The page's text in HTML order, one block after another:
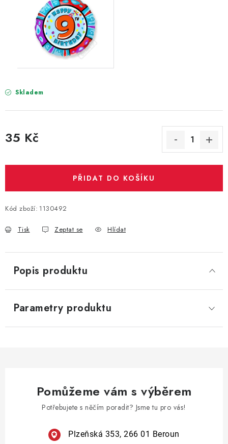
Skladem
35 Kč
PŘIDAT DO KOŠÍKU
Kód zboží: 1130492
Tisk Zeptat se Hlídat
Popis produktu
Parametry produktu
Pomůžeme vám s výběrem
Potřebujete s něčím poradit? Jsme tu pro vás!
Plzeňská 353, 266 01 Beroun